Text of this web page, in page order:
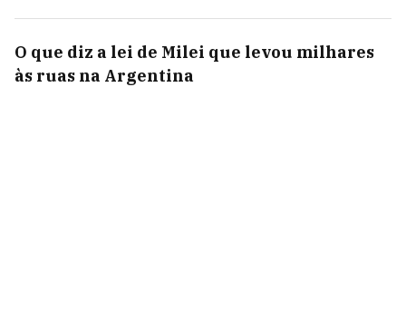
O que diz a lei de Milei que levou milhares
às ruas na Argentina